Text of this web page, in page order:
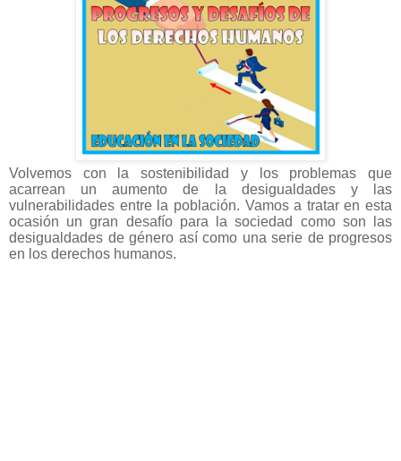
Volvemos con la sostenibilidad y los problemas que
acarrean un aumento de la desigualdades y las
vulnerabilidades entre la población. Vamos a tratar en esta
ocasión un gran desafío para la sociedad como son las
desigualdades de género así como una serie de progresos
en los derechos humanos.